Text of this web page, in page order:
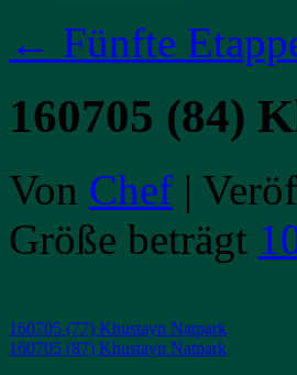
← Fünfte
160705 (84)
Von Chef |
Größe beträgt
160705 (77) Khustayn Natpark
160705 (87) Khustayn Natpark